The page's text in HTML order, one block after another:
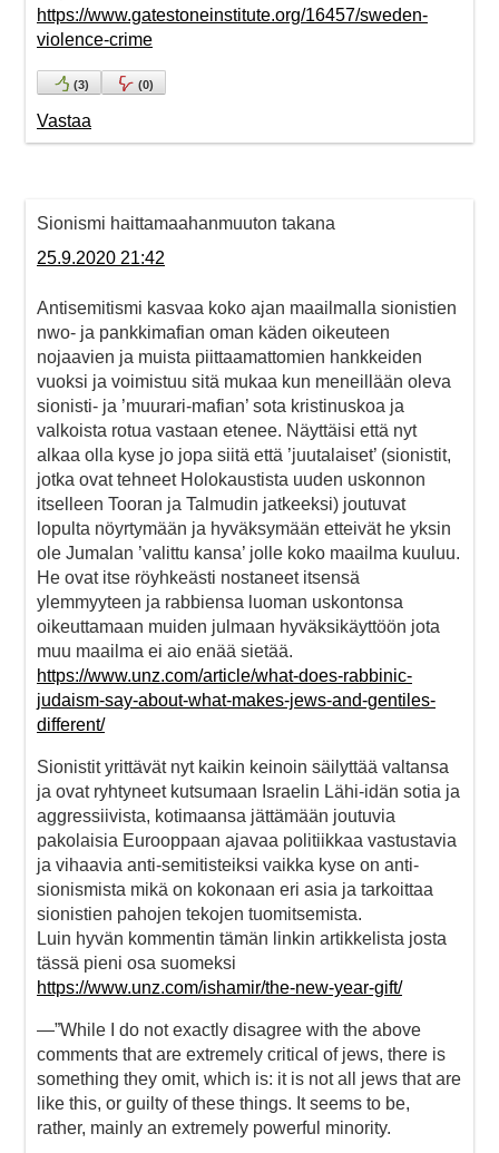
https://www.gatestoneinstitute.org/16457/sweden-
violence-crime
(3) (0)
Vastaa
Sionismi haittamaahanmuuton takana
25.9.2020 21:42
Antisemitismi kasvaa koko ajan maailmalla sionistien
nwo- ja pankkimafian oman käden oikeuteen
nojaavien ja muista piittaamattomien hankkeiden
vuoksi ja voimistuu sitä mukaa kun meneillään oleva
sionisti- ja ’muurari-mafian’ sota kristinuskoa ja
valkoista rotua vastaan etenee. Näyttäisi että nyt
alkaa olla kyse jo jopa siitä että ’juutalaiset’ (sionistit,
jotka ovat tehneet Holokaustista uuden uskonnon
itselleen Tooran ja Talmudin jatkeeksi) joutuvat
lopulta nöyrtymään ja hyväksymään etteivät he yksin
ole Jumalan ’valittu kansa’ jolle koko maailma kuuluu.
He ovat itse röyhkeästi nostaneet itsensä
ylemmyyteen ja rabbiensa luoman uskontonsa
oikeuttamaan muiden julmaan hyväksikäyttöön jota
muu maailma ei aio enää sietää.
https://www.unz.com/article/what-does-rabbinic-
judaism-say-about-what-makes-jews-and-gentiles-
different/
Sionistit yrittävät nyt kaikin keinoin säilyttää valtansa
ja ovat ryhtyneet kutsumaan Israelin Lähi-idän sotia ja
aggressiivista, kotimaansa jättämään joutuvia
pakolaisia Eurooppaan ajavaa politiikkaa vastustavia
ja vihaavia anti-semitisteiksi vaikka kyse on anti-
sionismista mikä on kokonaan eri asia ja tarkoittaa
sionistien pahojen tekojen tuomitsemista.
Luin hyvän kommentin tämän linkin artikkelista josta
tässä pieni osa suomeksi
https://www.unz.com/ishamir/the-new-year-gift/
—”While I do not exactly disagree with the above
comments that are extremely critical of jews, there is
something they omit, which is: it is not all jews that are
like this, or guilty of these things. It seems to be,
rather, mainly an extremely powerful minority.